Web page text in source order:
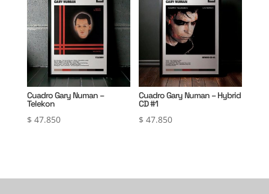
Cuadro Gary Numan –
Telekon
$ 47.850
Cuadro Gary Numan – Hybrid
CD #1
$ 47.850